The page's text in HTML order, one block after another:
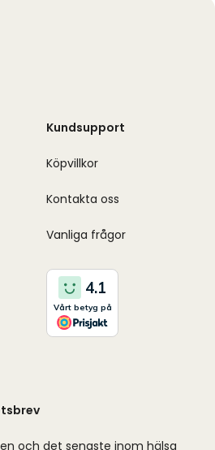
Kundsupport
Köpvillkor
Kontakta oss
Vanliga frågor
och det senaste inom hälsa